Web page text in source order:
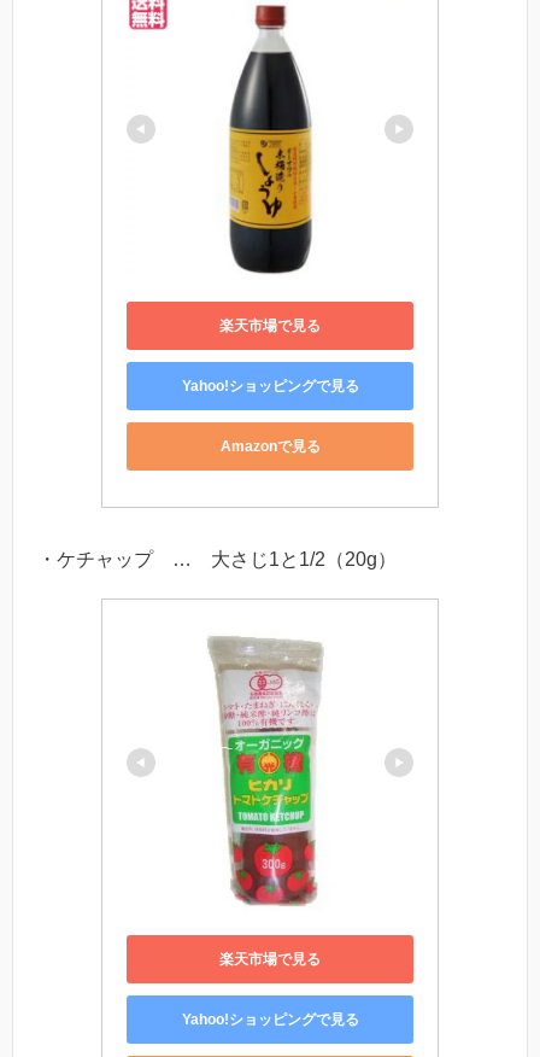
楽天市場で見る
Yahoo!ショッピングで見る
Amazonで見る
・ケチャップ … 大さじ1と1/2（20g）
楽天市場で見る
Yahoo!ショッピングで見る